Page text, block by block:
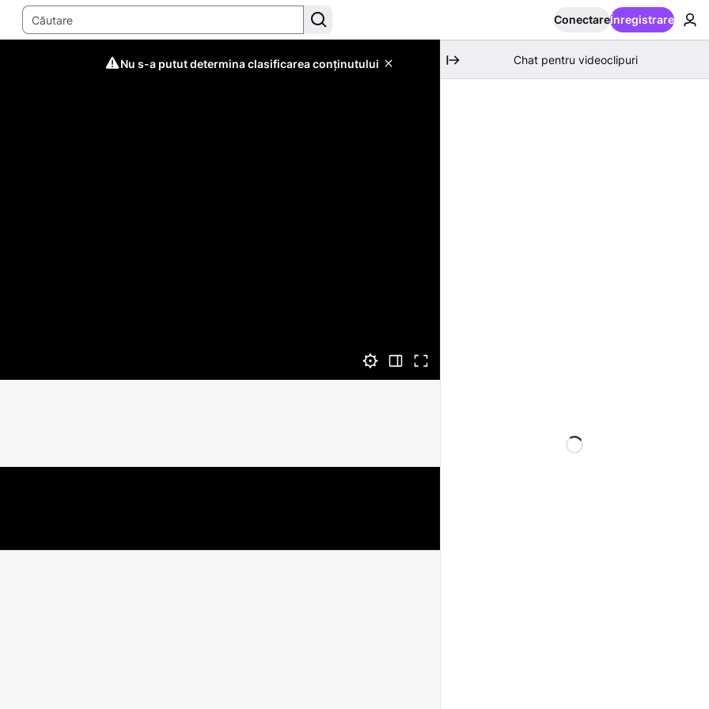
ConectareÎnregistrare
Nu s-a putut determina clasificarea conținutului Chat pentru videoclipuri